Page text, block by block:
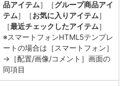
品アイテム］［グループ商品アイ
テム］［お気に入りアイテム］
［最近チェックしたアイテム］
※スマートフォンHTML5テンプレ
ートの場合は［スマートフォン］
→［配置/画像/コメント］画面の
同項目